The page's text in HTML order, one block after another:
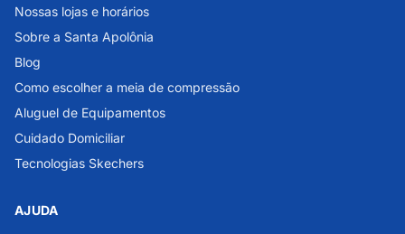
Nossas lojas e horários
Sobre a Santa Apolônia
Blog
Como escolher a meia de compressão
Aluguel de Equipamentos
Cuidado Domiciliar
Tecnologias Skechers
AJUDA